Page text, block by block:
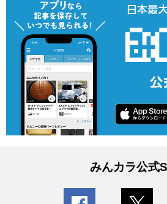
みんカラ公式